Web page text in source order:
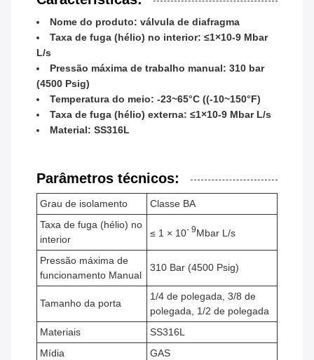
Nome do produto: válvula de diafragma
Taxa de fuga (hélio) no interior: ≤1×10-9 Mbar
L/s
Pressão máxima de trabalho manual: 310 bar
(4500 Psig)
Temperatura do meio: -23~65°C ((-10~150°F)
Taxa de fuga (hélio) externa: ≤1×10-9 Mbar L/s
Material: SS316L
Parâmetros técnicos:
Grau de isolamento
Classe BA
Taxa de fuga (hélio) no
interior
≤ 1 × 10- 9Mbar L/s
Pressão máxima de
funcionamento Manual
310 Bar (4500 Psig)
Tamanho da porta
1/4 de polegada, 3/8 de
polegada, 1/2 de polegada
Materiais
SS316L
Mídia
GAS